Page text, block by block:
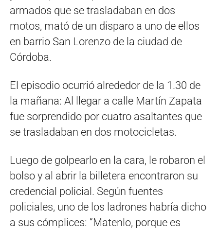
armados que se trasladaban en dos
motos, mató de un disparo a uno de ellos
en barrio San Lorenzo de la ciudad de
Córdoba.
El episodio ocurrió alrededor de la 1.30 de
la mañana: Al llegar a calle Martín Zapata
fue sorprendido por cuatro asaltantes que
se trasladaban en dos motocicletas.
Luego de golpearlo en la cara, le robaron el
bolso y al abrir la billetera encontraron su
credencial policial. Según fuentes
policiales, uno de los ladrones habría dicho
a sus cómplices: “Matenlo, porque es